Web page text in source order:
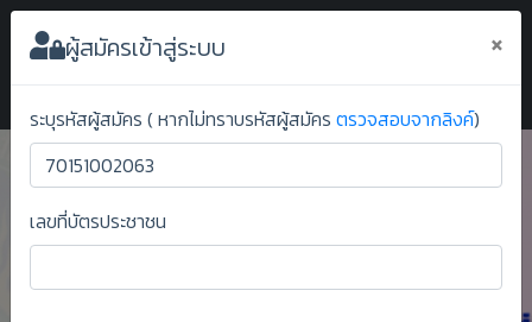
ระบบยืนยันสิทธิ์ออนไลน์ ม.ราชภัฏสกลนคร
ผู้สมัครเข้าสู่ระบบ ×
ระบุรหัสผู้สมัคร ( หากไม่ทราบรหัสผู้สมัคร ตรวจสอบจากลิงค์)
เลขที่บัตรประชาชน